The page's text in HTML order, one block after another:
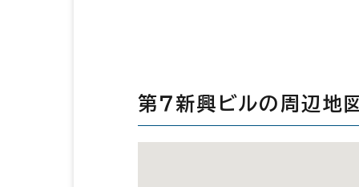
第７新興ビルの周辺地